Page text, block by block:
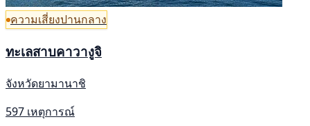
ความเสี่ยงปานกลาง
ทะเลสาบคาวางูจิ
จังหวัดยามานาชิ
597 เหตุการณ์